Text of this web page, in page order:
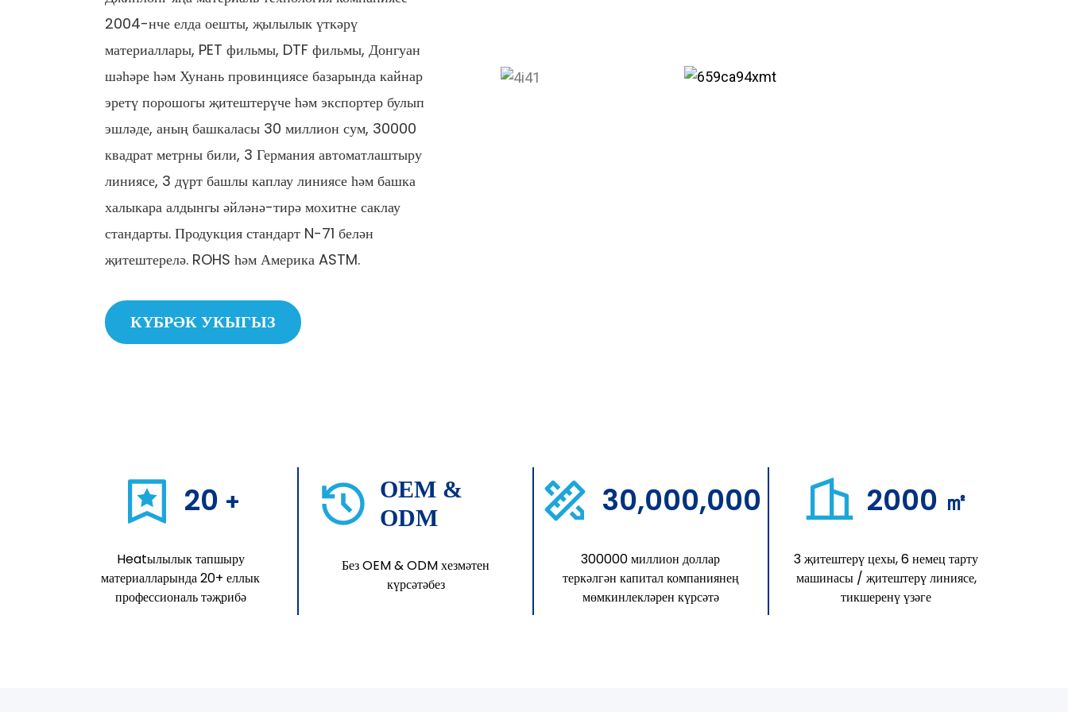
2004-нче елда оешты, җылылык үткәрү
материаллары, PET фильмы, DTF фильмы, Донгуан
шәһәре һәм Хунань провинциясе базарында кайнар
эретү порошогы җитештерүче һәм экспортер булып
эшләде, аның башкаласы 30 миллион сум, 30000
квадрат метрны били, 3 Германия автоматлаштыру
линиясе, 3 дүрт башлы каплау линиясе һәм башка
халыкара алдынгы әйләнә-тирә мохитне саклау
стандарты. Продукция стандарт N-71 белән
җитештерелә. ROHS һәм Америка ASTM.
КҮБРӘК УКЫГЫЗ
20 +
Heatылылык тапшыру
материалларында 20+ еллык
профессиональ тәҗрибә
OEM &
ODM
Без OEM & ODM хезмәтен
күрсәтәбез
30,000,000
300000 миллион доллар
теркәлгән капитал компаниянең
мөмкинлекләрен күрсәтә
2000 ㎡
3 җитештерү цехы, 6 немец тарту
машинасы / җитештерү линиясе,
тикшеренү үзәге